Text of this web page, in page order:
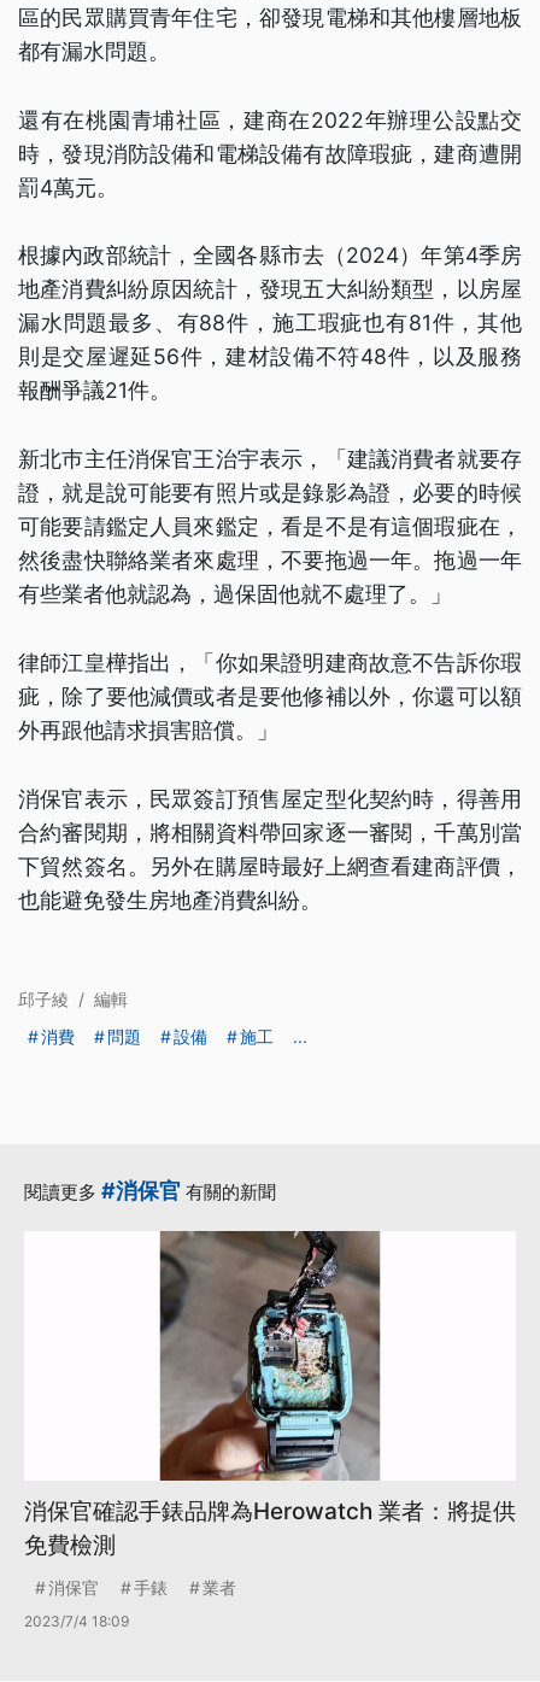
區的民眾購買青年住宅，卻發現電梯和其他樓層地板
都有漏水問題。
還有在桃園青埔社區，建商在2022年辦理公設點交
時，發現消防設備和電梯設備有故障瑕疵，建商遭開
罰4萬元。
根據內政部統計，全國各縣市去（2024）年第4季房
地產消費糾紛原因統計，發現五大糾紛類型，以房屋
漏水問題最多、有88件，施工瑕疵也有81件，其他
則是交屋遲延56件，建材設備不符48件，以及服務
報酬爭議21件。
新北巿主任消保官王治宇表示，「建議消費者就要存
證，就是說可能要有照片或是錄影為證，必要的時候
可能要請鑑定人員來鑑定，看是不是有這個瑕疵在，
然後盡快聯絡業者來處理，不要拖過一年。拖過一年
有些業者他就認為，過保固他就不處理了。」
律師江皇樺指出，「你如果證明建商故意不告訴你瑕
疵，除了要他減價或者是要他修補以外，你還可以額
外再跟他請求損害賠償。」
消保官表示，民眾簽訂預售屋定型化契約時，得善用
合約審閱期，將相關資料帶回家逐一審閱，千萬別當
下貿然簽名。另外在購屋時最好上網查看建商評價，
也能避免發生房地產消費糾紛。
邱子綾 / 編輯
消費
問題 設備 施工 ...
閱讀更多 #消保官 有關的新聞
消保官確認手錶品牌為Herowatch 業者：將提供
免費檢測
消保官 手錶 業者
2023/7/4 18:09